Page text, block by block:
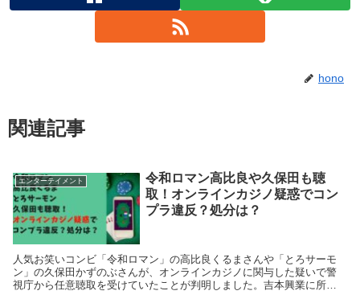
hono
関連記事
エンターテイメント
令和ロマン高比良や久保田も聴
取！オンラインカジノ疑惑でコン
プラ違反？処分は？
人気お笑いコンビ「令和ロマン」の高比良くるまさんや「とろサーモ
ン」の久保田かずのぶさんが、オンラインカジノに関与した疑いで警
視庁から任意聴取を受けていたことが判明しました。吉本興業に所属